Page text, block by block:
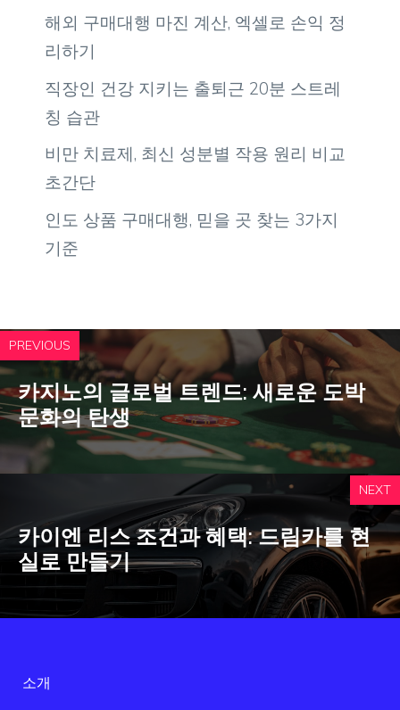
해외 구매대행 마진 계산, 엑셀로 손익 정
리하기
직장인 건강 지키는 출퇴근 20분 스트레
칭 습관
비만 치료제, 최신 성분별 작용 원리 비교
초간단
인도 상품 구매대행, 믿을 곳 찾는 3가지
기준
PREVIOUS
카지노의 글로벌 트렌드: 새로운 도박
문화의 탄생
NEXT
카이엔 리스 조건과 혜택: 드림카를 현
실로 만들기
소개